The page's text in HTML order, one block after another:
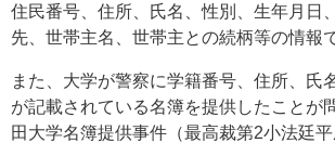
住民番号、住所、氏名、性別、生年月日
先、世帯主名、世帯主との続柄等の情報
また、大学が警察に学籍番号、住所、氏
が記載されている名簿を提供したことが
田大学名簿提供事件（最高裁第2小法廷